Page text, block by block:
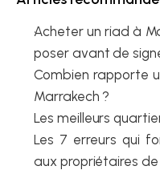
Acheter un riad à
poser avant de
Combien rapporte
Marrakech ?
Les meilleurs
Les 7 erreurs qui
aux propriétaires